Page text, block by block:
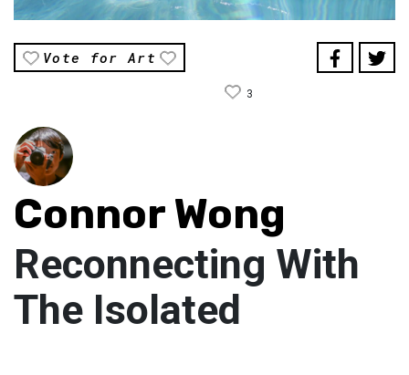
Vote for Art
3
Connor Wong
Reconnecting With
The Isolated